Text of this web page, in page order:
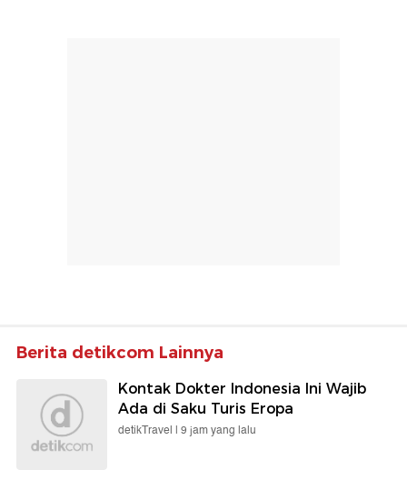
Berita detikcom Lainnya
Kontak Dokter Indonesia Ini Wajib
Ada di Saku Turis Eropa
detikTravel | 9 jam yang lalu